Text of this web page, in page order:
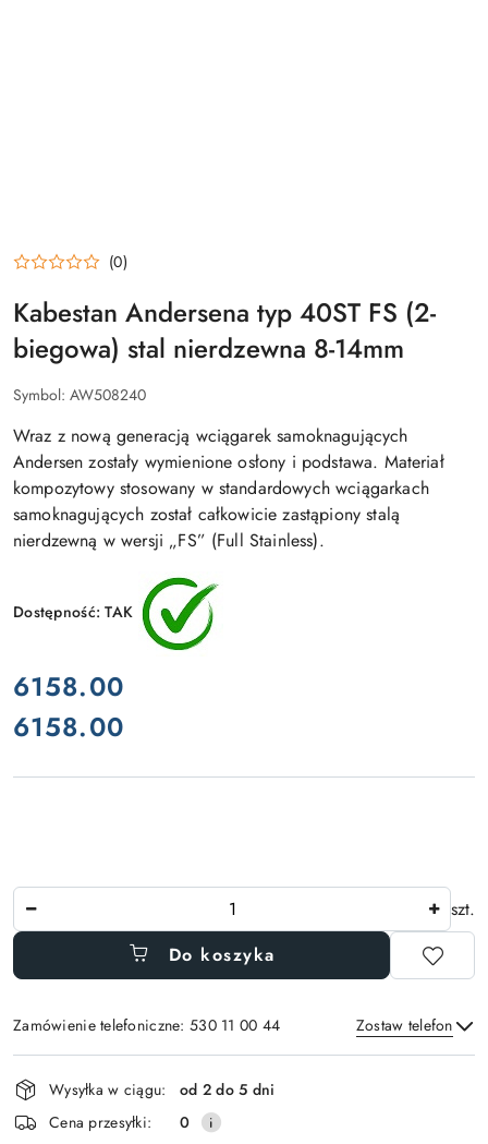
(0)
Kabestan Andersena typ 40ST FS (2-
biegowa) stal nierdzewna 8-14mm
Symbol: AW508240
Wraz z nową generacją wciągarek samoknagujących
Andersen zostały wymienione osłony i podstawa. Materiał
kompozytowy stosowany w standardowych wciągarkach
samoknagujących został całkowicie zastąpiony stalą
nierdzewną w wersji „FS” (Full Stainless).
Dostępność:TAK
cena:
6158.00
Cena:
6158.00
szt.
Do koszyka
Zamówienie telefoniczne: 530 11 00 44 Zostaw telefon
Wyślij
Dostępność
i
dostawa
Wysyłka w ciągu:
od 2 do 5 dni
Cena przesyłki:
0